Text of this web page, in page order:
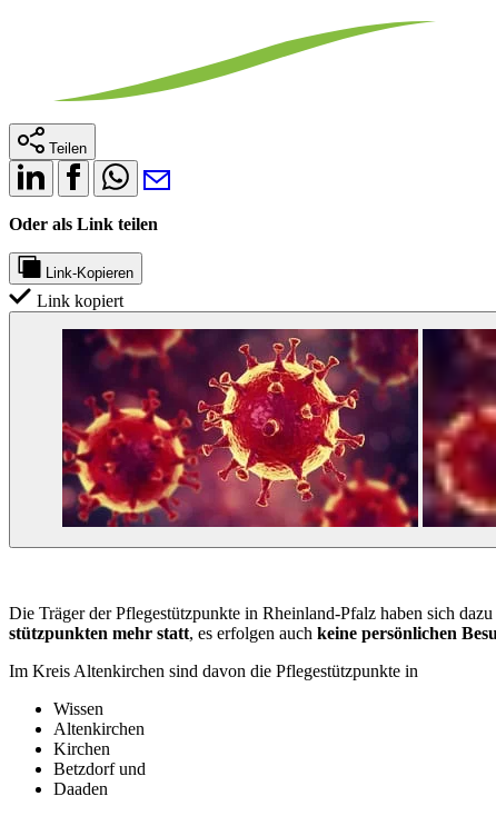
Teilen
Oder als Link teilen
Link-Kopieren
Link kopiert
Die Träger der Pflegestützpunkte in Rheinland-Pfalz haben sich dazu
stützpunkten mehr statt, es erfolgen auch keine persönlichen
Im Kreis Altenkirchen sind davon die Pflegestützpunkte in
Wissen
Altenkirchen
Kirchen
Betzdorf und
Daaden